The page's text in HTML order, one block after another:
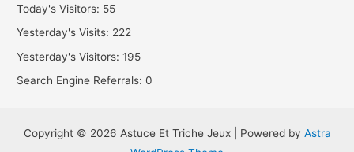
Today's Visitors: 55
Yesterday's Visits: 222
Yesterday's Visitors:195
Search Engine Referrals:0
Copyright © 2026 Astuce Et Triche Jeux | Powered by Astra